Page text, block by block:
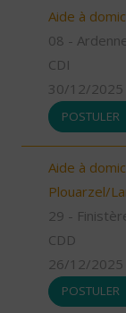
Aide à
08 -
CDI
30/12/2025
POSTULER
Aide à
Plouarzel/
29 -
CDD
26/12/2025
POSTULER